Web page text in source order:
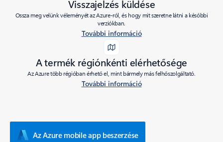
Visszajelzés küldése
Ossza meg velünk véleményét az Azure-ról, és hogy mit szeretne látni a későbbi
verziókban.
További információ
A termék régiónkénti elérhetősége
Az Azure több régióban érhető el, mint bármely más felhőszolgáltató.
További információ
Az Azure mobile app beszerzése